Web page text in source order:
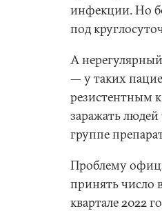
инфекции. Но
под
А
— у таких
резистентным
заражать
группе
Проблему
принять число
квартале 2022